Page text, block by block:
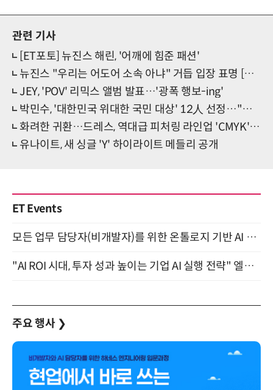
관련 기사
[ET포토] 뉴진스 해린, '어깨에 힘준 패션'
뉴진스 "우리는 어도어 소속 아냐" 거듭 입장 표명 [전문]
JEY, 'POV' 리믹스 앨범 발표…'광폭 행보-ing'
박민수, '대한민국 위대한 국민 대상' 12人 선정…"감동과 행복 전할 것"
화려한 귀환…드레스, 역대급 피처링 라인업 'CMYK' 발매
유나이트, 새 싱글 'Y' 하이라이트 메들리 공개
ET Events
모든 업무 담당자(비개발자)를 위한 온톨로지 기반 AI 지식체계 설계 1-day 워크숍 8월 20일 개최
"AI ROI 시대, 투자 성과 높이는 기업 AI 실행 전략" 엘타워 6층 (9월 18일)
주요 행사 ❯